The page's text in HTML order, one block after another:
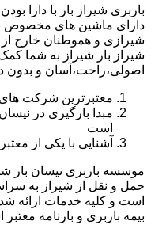
باربری شیراز بار با دارا
دارای ماشین های مخصوص
شیرازی و هموطنان خارج از
شیراز بار شیراز به شما
اصولی،راحت،آسان و بدون
معتبرترین شرکت های
مبدا بارگیری در
است
آشنایی با یکی از
موسسه باربری نیسان بار
حمل و نقل از شیراز به
است و کلیه خدمات
بیمه باربری و بارنامه